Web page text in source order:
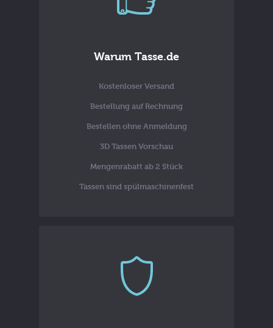
Warum Tasse.de
Kostenloser Versand
Bestellung auf Rechnung
Bestellen ohne Anmeldung
3D Tassen Vorschau
Mengenrabatt ab 2 Stück
Tassen sind spülmaschinenfest